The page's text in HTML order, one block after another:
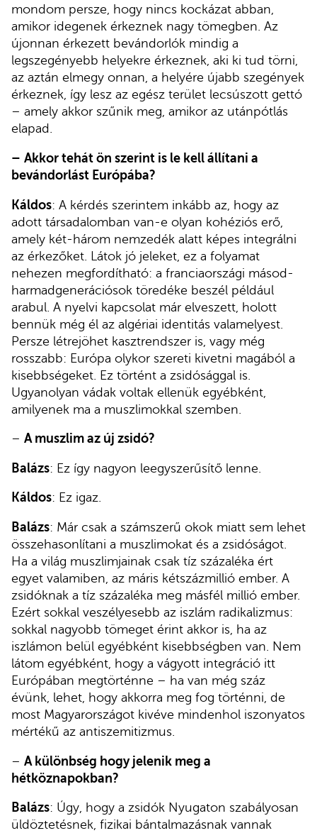
mondom persze, hogy nincs kockázat abban,
amikor idegenek érkeznek nagy tömegben. Az
újonnan érkezett bevándorlók mindig a
legszegényebb helyekre érkeznek, aki ki tud törni,
az aztán elmegy onnan, a helyére újabb szegények
érkeznek, így lesz az egész terület lecsúszott gettó
– amely akkor szűnik meg, amikor az utánpótlás
elapad.
– Akkor tehát ön szerint is le kell állítani a
bevándorlást Európába?
Káldos: A kérdés szerintem inkább az, hogy az
adott társadalomban van-e olyan kohéziós erő,
amely két-három nemzedék alatt képes integrálni
az érkezőket. Látok jó jeleket, ez a folyamat
nehezen megfordítható: a franciaországi másod-
harmadgenerációsok töredéke beszél például
arabul. A nyelvi kapcsolat már elveszett, holott
bennük még él az algériai identitás valamelyest.
Persze létrejöhet kasztrendszer is, vagy még
rosszabb: Európa olykor szereti kivetni magából a
kisebbségeket. Ez történt a zsidósággal is.
Ugyanolyan vádak voltak ellenük egyébként,
amilyenek ma a muszlimokkal szemben.
– A muszlim az új zsidó?
Balázs: Ez így nagyon leegyszerűsítő lenne.
Káldos: Ez igaz.
Balázs: Már csak a számszerű okok miatt sem lehet
összehasonlítani a muszlimokat és a zsidóságot.
Ha a világ muszlimjainak csak tíz százaléka ért
egyet valamiben, az máris kétszázmillió ember. A
zsidóknak a tíz százaléka meg másfél millió ember.
Ezért sokkal veszélyesebb az iszlám radikalizmus:
sokkal nagyobb tömeget érint akkor is, ha az
iszlámon belül egyébként kisebbségben van. Nem
látom egyébként, hogy a vágyott integráció itt
Európában megtörténne – ha van még száz
évünk, lehet, hogy akkorra meg fog történni, de
most Magyarországot kivéve mindenhol iszonyatos
mértékű az antiszemitizmus.
– A különbség hogy jelenik meg a
hétköznapokban?
Balázs: Úgy, hogy a zsidók Nyugaton szabályosan
üldöztetésnek, fizikai bántalmazásnak vannak